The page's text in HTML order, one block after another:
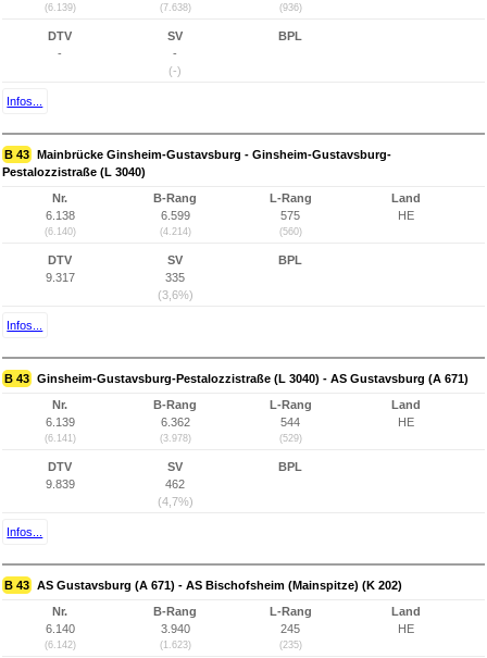
(6.139) (7.638) (936)
DTV
-
SV
-
(-)
BPL
Infos...
B 43 Mainbrücke Ginsheim-Gustavsburg - Ginsheim-Gustavsburg-
Pestalozzistraße (L 3040)
Nr.
6.138
(6.140)
B-Rang
6.599
(4.214)
L-Rang
575
(560)
Land
HE
DTV
9.317
SV
335
(3,6%)
BPL
Infos...
B 43 Ginsheim-Gustavsburg-Pestalozzistraße (L 3040) - AS Gustavsburg (A 671)
Nr.
6.139
(6.141)
B-Rang
6.362
(3.978)
L-Rang
544
(529)
Land
HE
DTV
9.839
SV
462
(4,7%)
BPL
Infos...
B 43 AS Gustavsburg (A 671) - AS Bischofsheim (Mainspitze) (K 202)
Nr.
6.140
(6.142)
B-Rang
3.940
(1.623)
L-Rang
245
(235)
Land
HE